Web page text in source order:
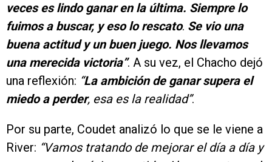
veces es lindo ganar en la última. Siempre lo
fuimos a buscar, y eso lo rescato. Se vio una
buena actitud y un buen juego. Nos llevamos
una merecida victoria”. A su vez, el Chacho dejó
una reflexión: “La ambición de ganar supera el
miedo a perder, esa es la realidad”.
Por su parte, Coudet analizó lo que se le viene a
River: “Vamos tratando de mejorar el día a día y